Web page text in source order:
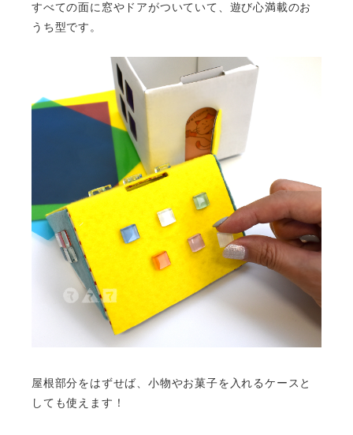
すべての面に窓やドアがついていて、遊び心満載のお
うち型です。
屋根部分をはずせば、小物やお菓子を入れるケースと
しても使えます！